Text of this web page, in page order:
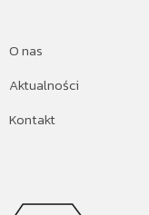
O nas
Aktualności
Kontakt